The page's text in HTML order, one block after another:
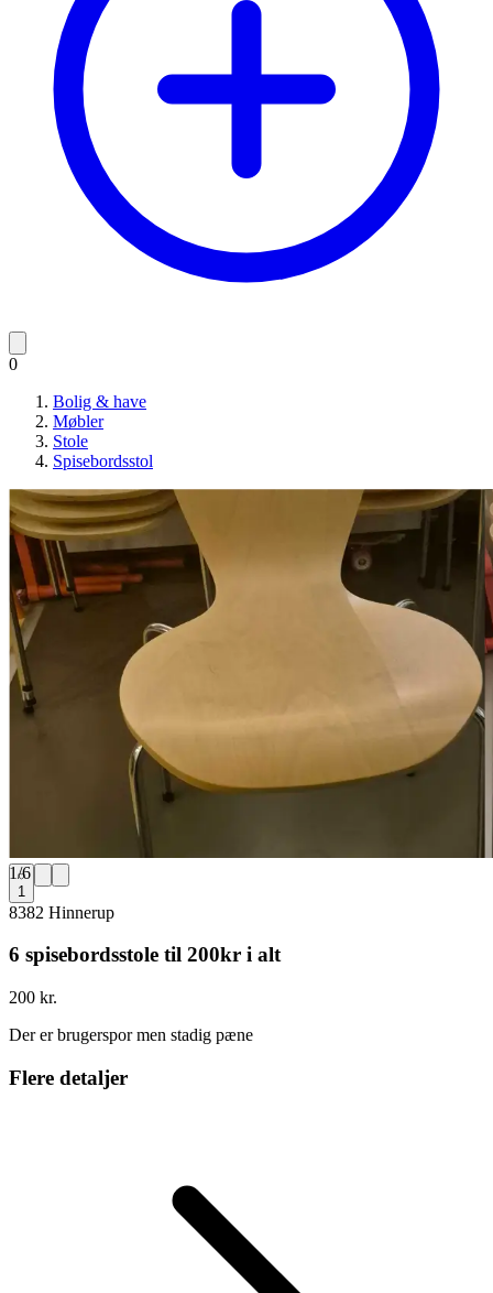
0
Bolig & have
Møbler
Stole
Spisebordsstol
1/6
1
8382 Hinnerup
6 spisebordsstole til 200kr i alt
200 kr.
Der er brugerspor men stadig pæne
Flere detaljer